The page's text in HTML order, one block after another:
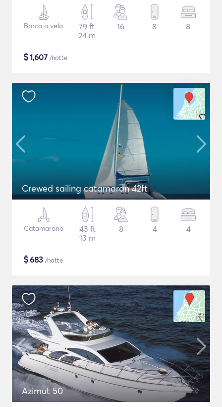
Barca a vela
79 ft
24 m
16 8 8
$1,607 /notte
Crewed sailing catamaran 42ft
Catamarano
43 ft
13 m
8 4 4
$683 /notte
Azimut 50